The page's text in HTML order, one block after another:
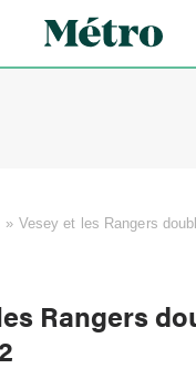
» Vesey et les Rangers
Rangers